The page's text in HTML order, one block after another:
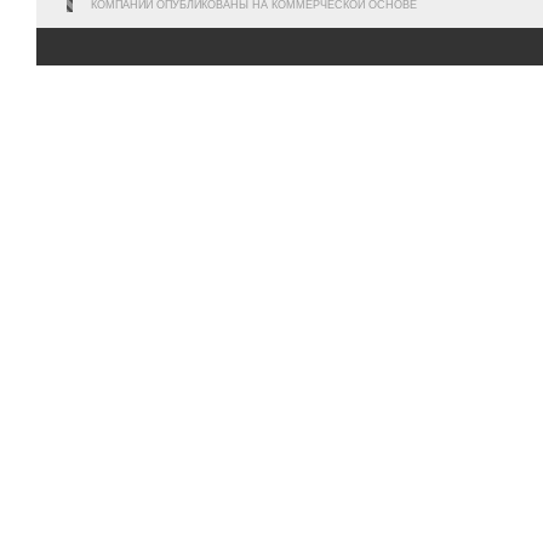
КОМПАНИЙ ОПУБЛИКОВАНЫ НА КОММЕРЧЕСКОЙ ОСНОВЕ